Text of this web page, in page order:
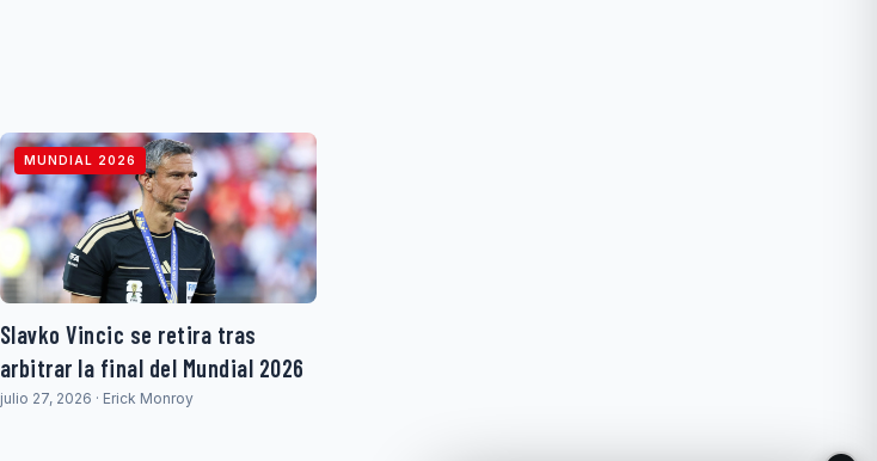
MUNDIAL 2026
Slavko Vincic se retira tras
arbitrar la final del Mundial 2026
julio 27, 2026 · Erick Monroy